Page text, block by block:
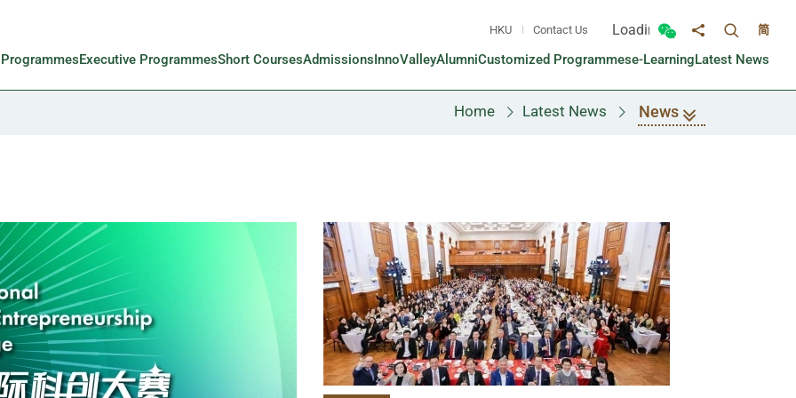
HKU Contact Us Loading...
Toggle Wechat panel
Share toToggle
简
Executive ProgrammesShort CoursesAdmissionsInnoValleyAlumniCustomized Programmese-LearningLatest News
Home Latest News News